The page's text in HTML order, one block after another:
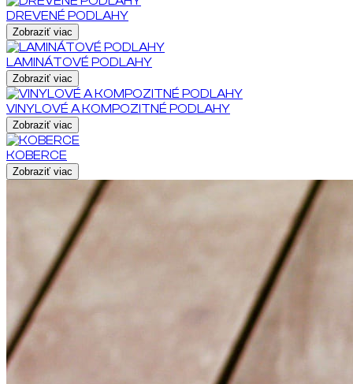
DREVENÉ PODLAHY
Zobraziť viac
LAMINÁTOVÉ PODLAHY
Zobraziť viac
VINYLOVÉ A KOMPOZITNÉ PODLAHY
Zobraziť viac
KOBERCE
Zobraziť viac